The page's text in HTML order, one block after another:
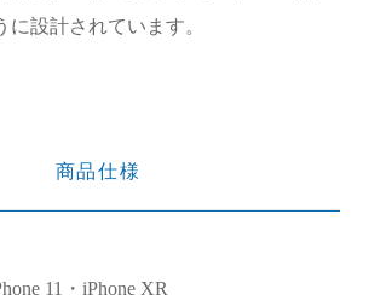
設計されています。
商品仕様
11・iPhone XR